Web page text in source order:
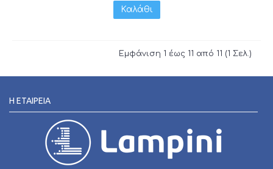
Καλάθι
Εμφάνιση 1 έως 11 από 11 (1 Σελ.)
Η ΕΤΑΙΡΕΊΑ